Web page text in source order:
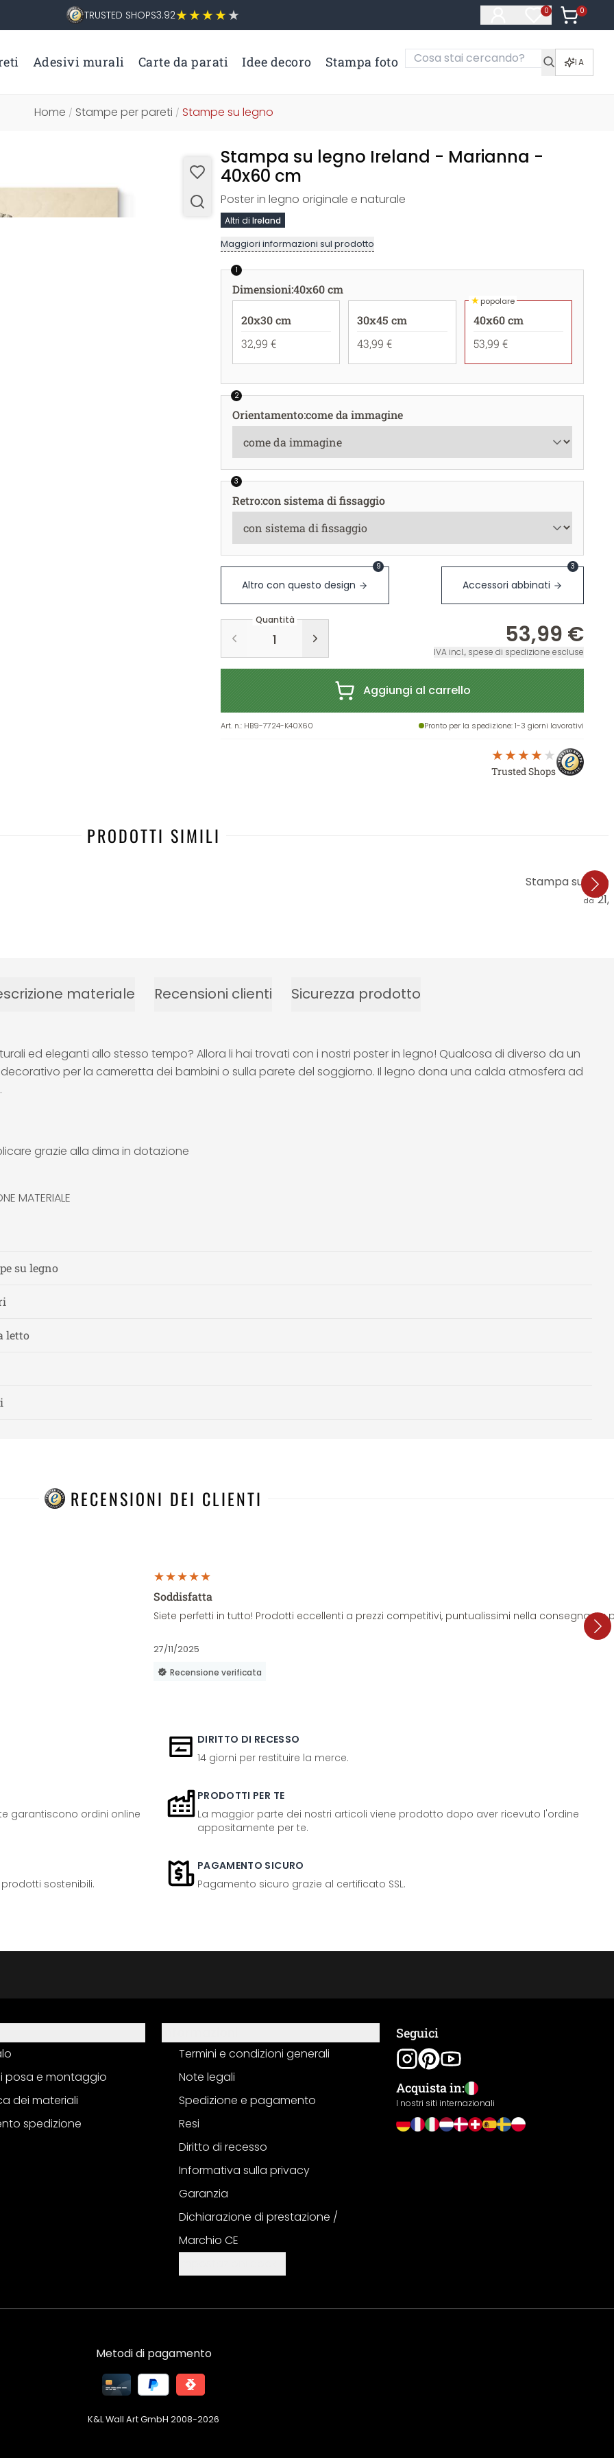
TRUSTED SHOPS3.92 0
Articoli nella
0
Articoli
Adesivi murali Carte da parati Idee decoro Stampa foto IA
Home / Stampe per pareti / Stampe su legno
Stampa su legno Ireland - Marianna -
40x60 cm
Poster in legno originale e naturale
Altri di Ireland
Maggiori informazioni sul prodotto
1
Dimensioni:40x60 cm
20x30 cm
32,99 €
30x45 cm
43,99 €
★popolare
40x60 cm
53,99 €
2
Orientamento:come da immagine
3
Retro:con sistema di fissaggio
Altro con questo design
9
Accessori abbinati
3
Quantità
53,99 €
IVA incl., spese di spedizione escluse
Aggiungi al carrello
Art. n.: HB9-7724-K40X60 Pronto per la spedizione: 1-3 giorni lavorativi
Trusted Shops
PRODOTTI SIMILI
Stampa su
da
materiale Recensioni clienti Sicurezza prodotto
ed eleganti allo stesso tempo? Allora li hai trovati con i nostri poster in legno! Qualcosa di diverso da un
per la cameretta dei bambini o sulla parete del soggiorno. Il legno dona una calda atmosfera ad
grazie alla dima in dotazione
MATERIALE
su legno
letto
RECENSIONI DEI CLIENTI
Soddisfatta
Siete perfetti in tutto! Prodotti eccellenti a prezzi competitivi, puntualissimi nella consegna. La
27/11/2025
Recensione verificata
DIRITTO DI RECESSO
14 giorni per restituire la merce.
garantiscono ordini online
PRODOTTI PER TE
La maggior parte dei nostri articoli viene prodotto dopo aver ricevuto l'ordine
appositamente per te.
sostenibili.
PAGAMENTO SICURO
Pagamento sicuro grazie al certificato SSL.
posa e montaggio
dei materiali
spedizione
Termini e condizioni generali
Note legali
Spedizione e pagamento
Resi
Diritto di recesso
Informativa sulla privacy
Garanzia
Dichiarazione di prestazione /
Marchio CE
Seguici
Acquista in:
I nostri siti internazionali
Metodi di pagamento
K&L Wall Art GmbH 2008-2026